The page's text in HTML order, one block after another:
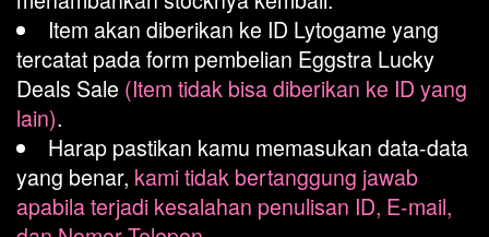
Item akan diberikan ke ID Lytogame yang
tercatat pada form pembelian Eggstra Lucky
Deals Sale (Item tidak bisa diberikan ke ID yang
lain).
Harap pastikan kamu memasukan data-data
yang benar, kami tidak bertanggung jawab
apabila terjadi kesalahan penulisan ID, E-mail,